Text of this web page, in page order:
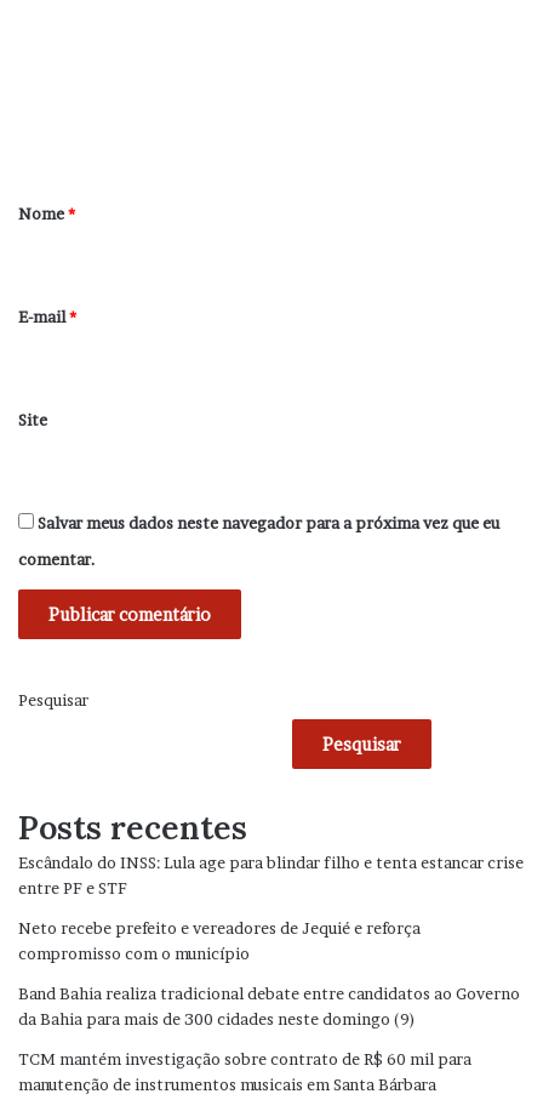
r
*
Nome*
E-mail*
Site
Salvar meus dados neste navegador para a próxima vez que eu
comentar.
Pesquisar
Pesquisar
Posts recentes
Escândalo do INSS: Lula age para blindar filho e tenta estancar crise
entre PF e STF
Neto recebe prefeito e vereadores de Jequié e reforça
compromisso com o município
Band Bahia realiza tradicional debate entre candidatos ao Governo
da Bahia para mais de 300 cidades neste domingo (9)
TCM mantém investigação sobre contrato de R$ 60 mil para
manutenção de instrumentos musicais em Santa Bárbara